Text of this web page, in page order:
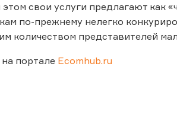
свои услуги предлагают как
по-прежнему нелегко
количеством представителей
портале Ecomhub.ru